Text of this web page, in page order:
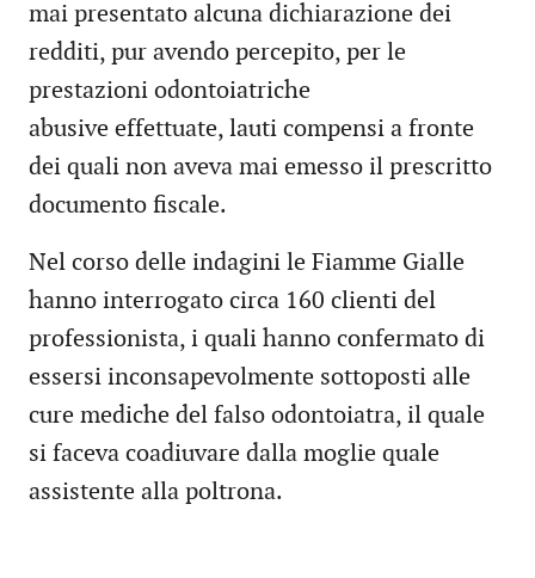
mai presentato alcuna dichiarazione dei
redditi, pur avendo percepito, per le
prestazioni odontoiatriche
abusive effettuate, lauti compensi a fronte
dei quali non aveva mai emesso il prescritto
documento fiscale.
Nel corso delle indagini le Fiamme Gialle
hanno interrogato circa 160 clienti del
professionista, i quali hanno confermato di
essersi inconsapevolmente sottoposti alle
cure mediche del falso odontoiatra, il quale
si faceva coadiuvare dalla moglie quale
assistente alla poltrona.